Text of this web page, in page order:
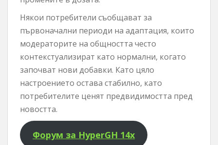
Някои потребители съобщават за
първоначални периоди на адаптация, които
модераторите на общността често
контекстуализират като нормални, когато
започват нови добавки. Като цяло
настроението остава стабилно, като
потребителите ценят предвидимостта пред
новостта.
Форум за HyperGH 14x